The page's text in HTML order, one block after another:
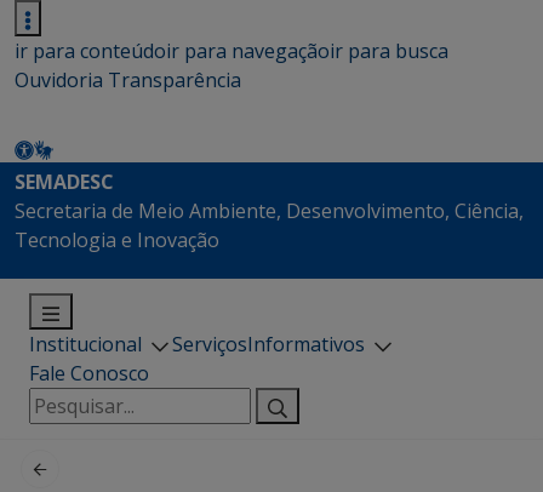
ir para conteúdoir para navegaçãoir para busca
Ouvidoria Transparência
SEMADESC
Secretaria de Meio Ambiente, Desenvolvimento, Ciência,
Tecnologia e Inovação
Institucional ServiçosInformativos
Fale Conosco
Pesquisar
por: